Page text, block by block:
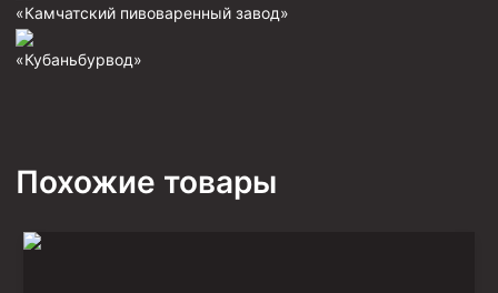
Фрезеры пилотные
Райберы конусные
Ключи
«Камчатский пивоваренный завод»
«Кубаньбурвод»
Похожие товары